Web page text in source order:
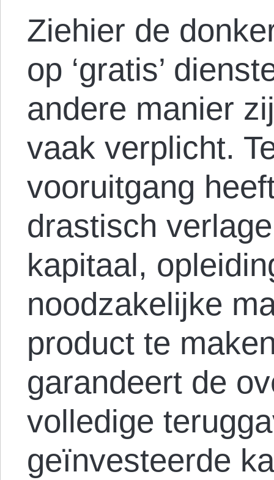
Ziehier de
op ‘gratis’
andere manier
vaak verplicht.
vooruitgang
drastisch
kapitaal,
noodzakelijke
product te
garandeert de
volledige
geïnvesteerde